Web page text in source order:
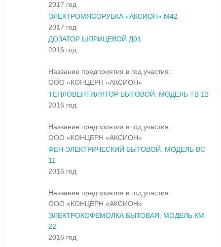
2017 год
ЭЛЕКТРОМЯСОРУБКА «АКСИОН» М42
2017 год
ДОЗАТОР ШПРИЦЕВОЙ Д01
2016 год
Название предприятия в год участия:
ООО «КОНЦЕРН «АКСИОН»
ТЕПЛОВЕНТИЛЯТОР БЫТОВОЙ. МОДЕЛЬ ТВ 12
2016 год
Название предприятия в год участия:
ООО «КОНЦЕРН «АКСИОН»
ФЕН ЭЛЕКТРИЧЕСКИЙ БЫТОВОЙ. МОДЕЛЬ ВС
11
2016 год
Название предприятия в год участия:
ООО «КОНЦЕРН «АКСИОН»
ЭЛЕКТРОКОФЕМОЛКА БЫТОВАЯ. МОДЕЛЬ КМ
22
2016 год